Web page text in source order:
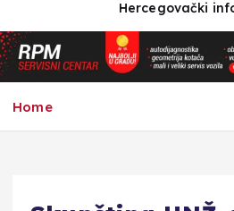
n
t
e
Hercegovački
Home